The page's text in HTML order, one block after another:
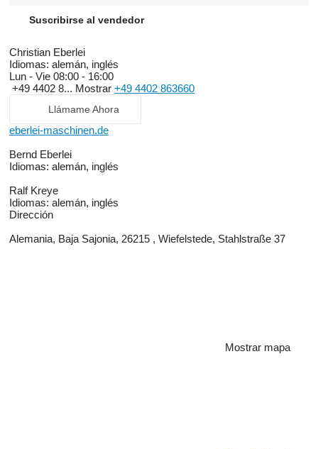
Suscribirse al vendedor
Christian Eberlei
Idiomas: alemán, inglés
Lun - Vie 08:00 - 16:00
+49 4402 8... Mostrar +49 4402 863660
Llámame Ahora
eberlei-maschinen.de
Bernd Eberlei
Idiomas: alemán, inglés
Ralf Kreye
Idiomas: alemán, inglés
Dirección
Alemania, Baja Sajonia, 26215 , Wiefelstede, Stahlstraße 37
Mostrar mapa